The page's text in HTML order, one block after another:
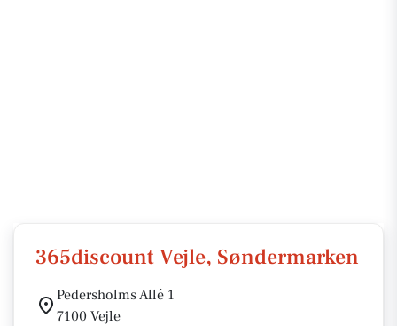
365discount Vejle, Søndermarken
Pedersholms Allé 1
7100 Vejle